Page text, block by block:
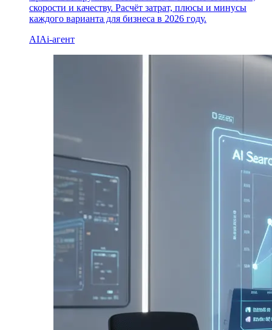
скорости и качеству. Расчёт затрат, плюсы и минусы
каждого варианта для бизнеса в 2026 году.
AIAi-агент